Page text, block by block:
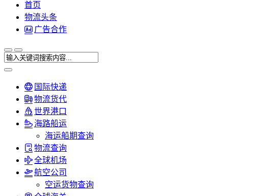
首页
物流头条
广告合作
国际快递
物流货代
世界港口
海路船运
海运船期查询
物流查询
全球机场
航空公司
空运货物查询